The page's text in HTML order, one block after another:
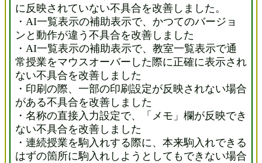
に反映されていない不具合を改善しました。
・AI一覧表示の補助表示で、かつてのバージョ
ンと動作が違う不具合を改善しました
・AI一覧表示の補助表示で、教室一覧表示で通
常授業をマウスオーバーした際に正確に表示され
ない不具合を改善しました
・印刷の際、一部の印刷設定が反映されない場合
がある不具合を改善しました
・名称の直接入力設定で、「メモ」欄が反映でき
ない不具合を改善しました
・連続授業を駒入れする際に、本来駒入れできる
はずの箇所に駒入れしようとしてもできない場合